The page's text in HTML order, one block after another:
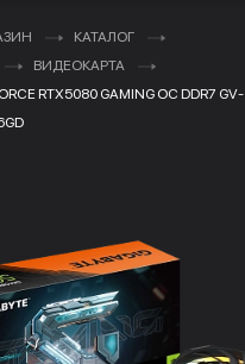
КАТАЛОГ
ВИДЕОКАРТА
RTX5080 GAMING OC DDR7 GV-